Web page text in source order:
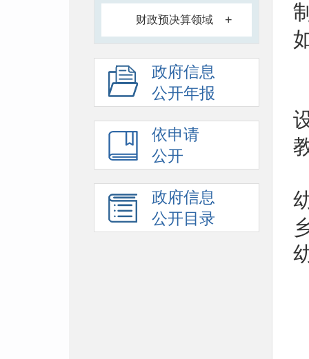
财政预决算领域 +
政府信息
公开年报
依申请
公开
政府信息
公开目录